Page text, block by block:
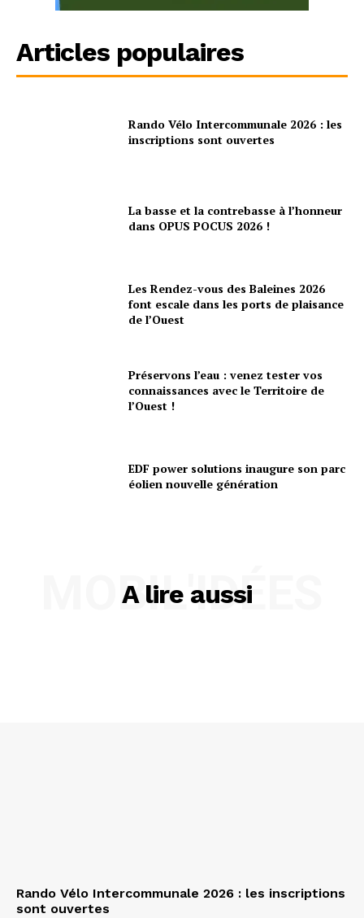
Articles populaires
Rando Vélo Intercommunale 2026 : les
inscriptions sont ouvertes
La basse et la contrebasse à l’honneur
dans OPUS POCUS 2026 !
Les Rendez-vous des Baleines 2026
font escale dans les ports de plaisance
de l’Ouest
Préservons l’eau : venez tester vos
connaissances avec le Territoire de
l’Ouest !
EDF power solutions inaugure son parc
éolien nouvelle génération
A lire aussi
MOBIL'IDÉES
Rando Vélo Intercommunale 2026 : les inscriptions
sont ouvertes